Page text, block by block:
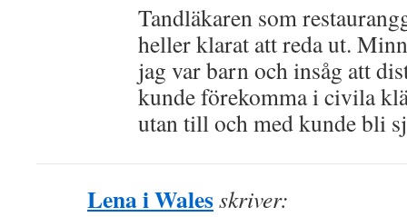
Tandläkaren som
heller klarat att reda ut.
jag var barn och insåg att
kunde förekomma i civila
utan till och med kunde bli
Lena i Walesskriver: